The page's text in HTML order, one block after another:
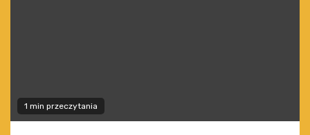
1 min przeczytania